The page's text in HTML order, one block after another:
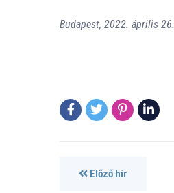
Budapest, 2022. április 26.
Előző hír